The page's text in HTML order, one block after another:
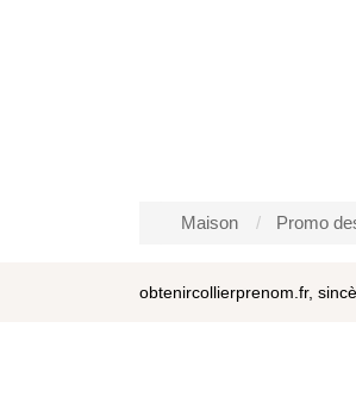
Maison Promo
obtenircollierprenom.fr,